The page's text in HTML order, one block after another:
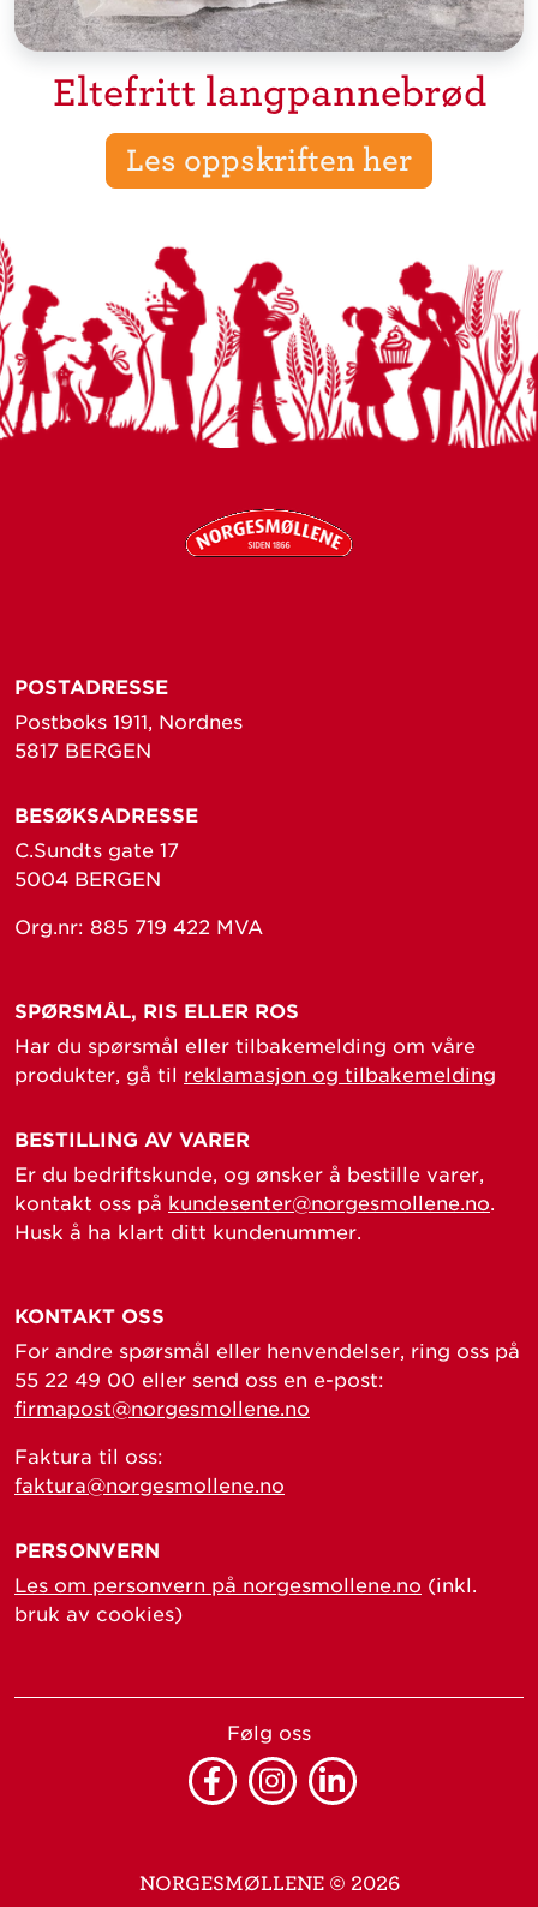
Eltefritt langpannebrød
Les oppskriften her
POSTADRESSE
Postboks 1911, Nordnes
5817 BERGEN
BESØKSADRESSE
C.Sundts gate 17
5004 BERGEN
Org.nr: 885 719 422 MVA
SPØRSMÅL, RIS ELLER ROS
Har du spørsmål eller tilbakemelding om våre
produkter, gå til reklamasjon og tilbakemelding
BESTILLING AV VARER
Er du bedriftskunde, og ønsker å bestille varer,
kontakt oss på kundesenter@norgesmollene.no.
Husk å ha klart ditt kundenummer.
KONTAKT OSS
For andre spørsmål eller henvendelser, ring oss på
55 22 49 00 eller send oss en e-post:
firmapost@norgesmollene.no
Faktura til oss:
faktura@norgesmollene.no
PERSONVERN
Les om personvern på norgesmollene.no (inkl.
bruk av cookies)
Følg oss
FacebookInstagramLinkedin
NORGESMØLLENE © 2026